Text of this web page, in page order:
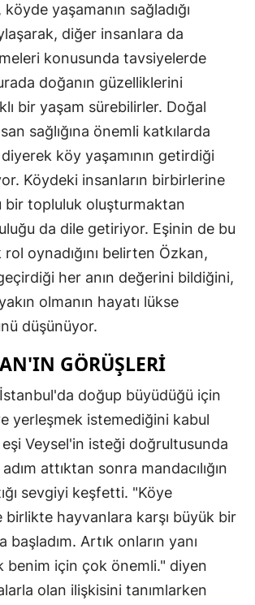
Muş
Nevşehir
Ordu
Rize
Sakarya
Samsun
Siirt
Sinop
Tekirdağ
Tokat
Trabzon
Tunceli
Şanlıurfa
Uşak
Van
Yozgat
yaşamanın sağladığı
diğer insanlara da
konusunda tavsiyelerde
doğanın güzelliklerini
bir yaşam sürebilirler. Doğal
sağlığına önemli katkılarda
köy yaşamının getirdiği
Köydeki insanların birbirlerine
bir topluluk oluşturmaktan
da dile getiriyor. Eşinin de bu
oynadığını belirten Özkan,
her anın değerini bildiğini,
olmanın hayatı lükse
düşünüyor.
GÖRÜŞLERI
doğup büyüdüğü için
yerleşmek istemediğini kabul
Veysel'in isteği doğrultusunda
attıktan sonra mandacılığın
sevgiyi keşfetti. "Köye
birlikte hayvanlara karşı büyük bir
başladım. Artık onların yanı
benim için çok önemli." diyen
olan ilişkisini tanımlarken